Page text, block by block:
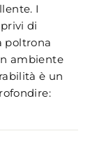
I
di
poltrona
ambiente
è un